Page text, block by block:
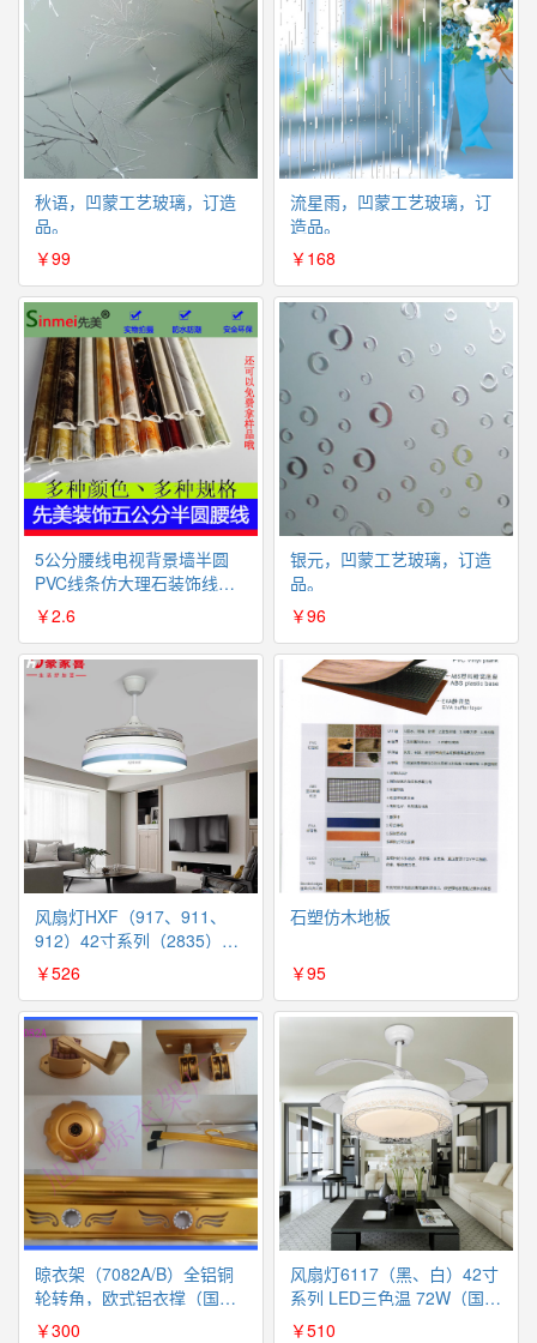
秋语，凹蒙工艺玻璃，订造
品。
￥99
流星雨，凹蒙工艺玻璃，订
造品。
￥168
5公分腰线电视背景墙半圆
PVC线条仿大理石装饰线条
门套线5分腰线（不包邮）
￥2.6
银元，凹蒙工艺玻璃，订造
品。
￥96
风扇灯HXF（917、911、
912）42寸系列（2835）
36W变光 带遥控（国内包
邮）
￥526
石塑仿木地板
￥95
晾衣架（7082A/B）全铝铜
轮转角，欧式铝衣撑（国内
包邮）
￥300
风扇灯6117（黑、白）42寸
系列 LED三色温 72W（国内
包邮）
￥510